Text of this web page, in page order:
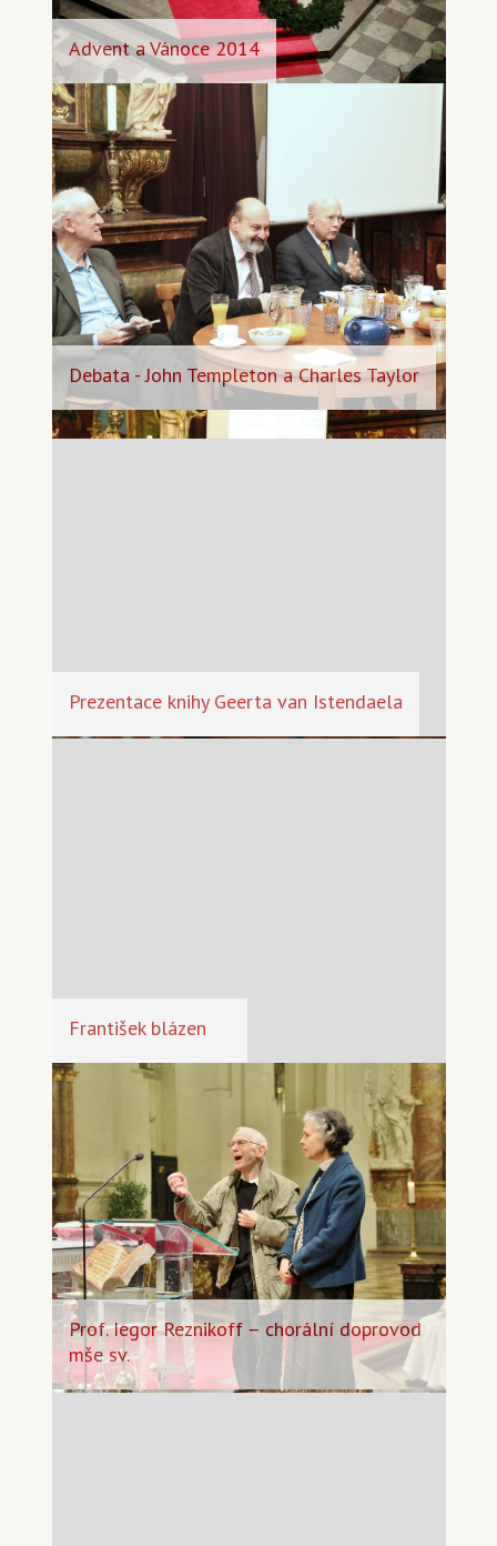
Advent a Vánoce 2014
Debata - John Templeton a Charles Taylor
Prezentace knihy Geerta van Istendaela
František blázen
Prof. Iegor Reznikoff – chorální doprovod
mše sv.